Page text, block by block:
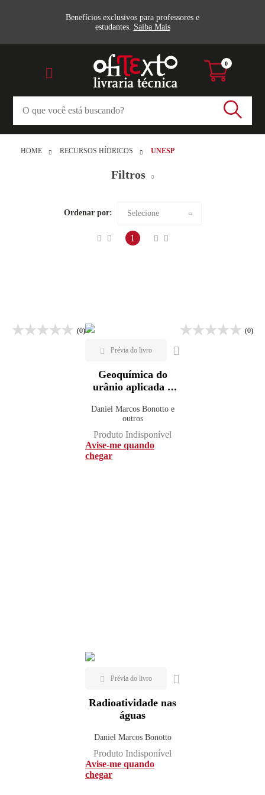
Benefícios exclusivos para professores e
estudantes. Saiba Mais
0
HOME RECURSOS HÍDRICOS UNESP
Filtros
Ordenar por: Selecione
Maior preço
1
(0)
Geoquímica do
urânio aplicada a
Daniel Marcos Bonotto e
outros
Produto Indisponível
Avise-me quando
chegar
(0)
Radioatividade nas
águas
Daniel Marcos Bonotto
Produto Indisponível
Avise-me quando
chegar